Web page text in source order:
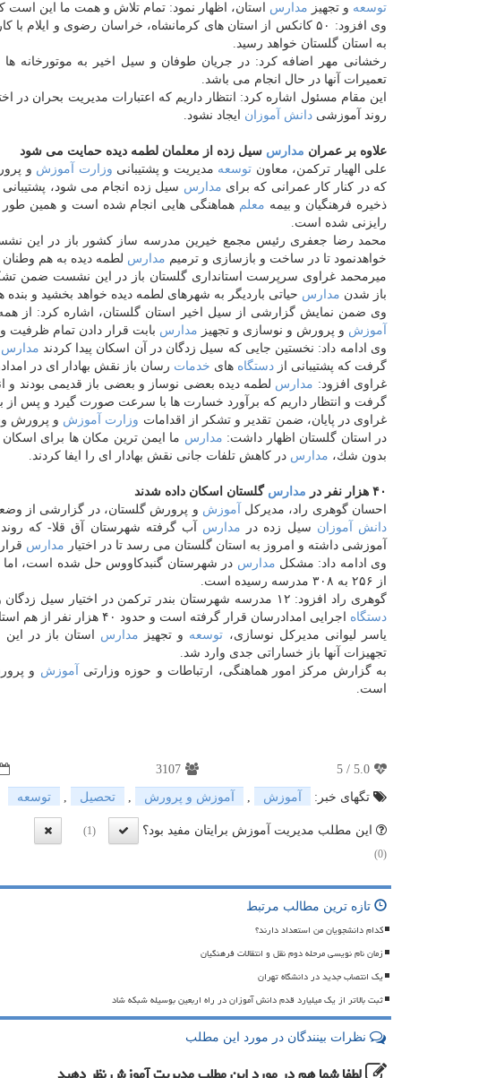
توسعه و تجهیز مدارس استان، اظهار نمود: تمام تلاش و همت ما این است
وی افزود: ۵۰ كانكس از استان های كرمانشاه، خراسان رضوی و
به استان گلستان خواهد رسید.
رخشانی مهر اضافه كرد: در جریان طوفان و سیل اخیر به موتورخانه
تعمیرات آنها در حال انجام می باشد.
این مقام مسئول اشاره كرد: انتظار داریم كه اعتبارات مدیریت بحران در
روند آموزشی دانش آموزان ایجاد نشود.
علاوه بر عمران مدارس سیل زده از معلمان لطمه دیده حمایت می شود
علی الهیار تركمن، معاون توسعه مدیریت و پشتیبانی وزارت آموزش و
كه در كنار كار عمرانی كه برای مدارس سیل زده انجام می شود،
ذخیره فرهنگیان و بیمه معلم هماهنگی هایی انجام شده است و همین طور
رایزنی شده است.
محمد رضا جعفری رئیس مجمع خیرین مدرسه ساز كشور باز در این
خواهدنمود تا در ساخت و بازسازی و ترمیم مدارس لطمه دیده به هم
میرمحمد غراوی سرپرست استانداری گلستان باز در این نشست ضمن
باز شدن مدارس حیاتی باردیگر به شهرهای لطمه دیده خواهد بخشید و بنده
وی ضمن نمایش گزارشی از سیل اخیر استان گلستان، اشاره كرد: از همه
آموزش و پرورش و نوسازی و تجهیز مدارس بابت قرار دادن تمام ظرفیت و
وی ادامه داد: نخستین جایی كه سیل زدگان در آن اسكان پیدا كردند مدارس
گرفت كه پشتیبانی از دستگاه های خدمات رسان باز نقش بهادار ای در
غراوی افزود: مدارس لطمه دیده بعضی نوساز و بعضی باز قدیمی بودند و
گرفت و انتظار داریم كه برآورد خسارت ها با سرعت صورت گیرد و پس از
غراوی در پایان، ضمن تقدیر و تشكر از اقدامات وزارت آموزش و پرورش
در استان گلستان اظهار داشت: مدارس ما ایمن ترین مكان ها برای
بدون شك، مدارس در كاهش تلفات جانی نقش بهادار ای را ایفا كردند.
۴۰ هزار نفر در مدارس گلستان اسكان داده شدند
احسان گوهری راد، مدیركل
آموزش و پرورش گلستان، در گزارشی از
دانش آموزان سیل زده در مدارس
آموزشی داشته و امروز به استان گلستان می رسد تا در اختیار مدارس
وی ادامه داد: مشكل مدارس در شهرستان گنبدكاووس حل شده است، اما
از ۲۵۶ به ۳۰۸ مدرسه رسیده است.
گوهری راد افزود: ۱۲ مدرسه شهرستان بندر تركمن در اختیار سیل زدگان و
دستگاه اجرایی امدادرسان قرار گرفته است و حدود ۴۰ هزار نفر از هم استانی های سیل زده در اماكن آموزشی اسكان داده شده اند.
یاسر لیوانی مدیركل نوسازی، توسعه و تجهیز مدارس استان باز در
تجهیزات آنها باز خساراتی جدی وارد شد.
به گزارش مركز امور هماهنگی، ارتباطات و حوزه وزارتی
آموزش و پرورش،
است.
5.0
/
5
3107
تگهای خبر:
آموزش آموزش و پرورش تحصیل توسعه
این مطلب مدیریت آموزش برایتان مفید بود؟
(1)
(0)
تازه ترین مطالب مرتبط
کدام دانشجویان من استعداد دارند؟
زمان نام نویسی مرحله دوم نقل و انتقالات فرهنگیان
یک انتصاب جدید در دانشگاه تهران
ثبت بالاتر از یک میلیارد قدم دانش آموزان در راه اربعین بوسیله شبکه شاد
نظرات بینندگان در مورد این مطلب